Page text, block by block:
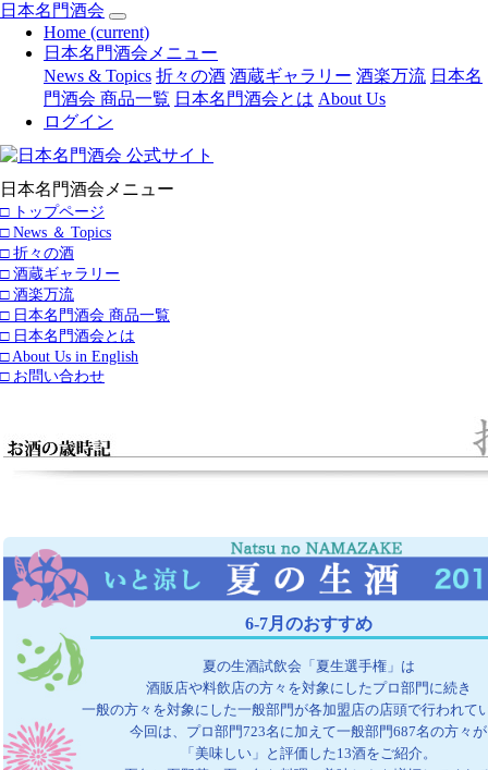
日本名門酒会
Home (current)
日本名門酒会メニュー
News & Topics 折々の酒 酒蔵ギャラリー 酒楽万流 日本名
門酒会 商品一覧 日本名門酒会とは About Us
ログイン
日本名門酒会メニュー
□ トップページ
□ News ＆ Topics
□ 折々の酒
□ 酒蔵ギャラリー
□ 酒楽万流
□ 日本名門酒会 商品一覧
□ 日本名門酒会とは
□ About Us in English
□ お問い合わせ
6-7月のおすすめ
夏の生酒試飲会「夏生選手権」は
酒販店や料飲店の方々を対象にしたプロ部門に続き
一般の方々を対象にした一般部門が各加盟店の店頭で行われて
今回は、プロ部門723名に加えて一般部門687名の方々が
「美味しい」と評価した13酒をご紹介。